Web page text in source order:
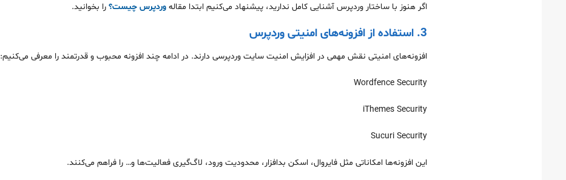
اگر هنوز با ساختار وردپرس آشنایی کامل ندارید، پیشنهاد می‌کنیم ابتدا مقاله وردپرس چیست؟را بخوانید.
3. استفاده از افزونه‌های امنیتی وردپرس
افزونه‌های امنیتی نقش مهمی در افزایش امنیت سایت وردپرسی دارند. در ادامه چند افزونه محبوب و قدرتمند را معرفی می‌کنیم:
Wordfence Security
iThemes Security
Sucuri Security
این افزونه‌ها امکاناتی مثل فایروال، اسکن بدافزار، محدودیت ورود، لاگ‌گیری فعالیت‌ها و… را فراهم می‌کنند.